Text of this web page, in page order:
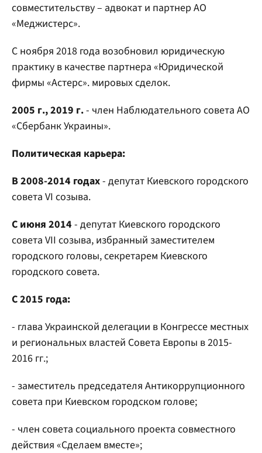
совместительству – адвокат и партнер АО
«Меджистерс».
С ноября 2018 года возобновил юридическую
практику в качестве партнера «Юридической
фирмы «Астерс». мировых сделок.
2005 г., 2019 г.- член Наблюдательного совета АО
«Сбербанк Украины».
Политическая карьера:
В 2008-2014 годах- депутат Киевского городского
совета VI созыва.
С июня 2014 - депутат Киевского городского
совета VII созыва, избранный заместителем
городского головы, секретарем Киевского
городского совета.
С 2015 года:
- глава Украинской делегации в Конгрессе местных
и региональных властей Совета Европы в 2015-
2016 гг.;
- заместитель председателя Антикоррупционного
совета при Киевском городском голове;
- член совета социального проекта совместного
действия «Сделаем вместе»;